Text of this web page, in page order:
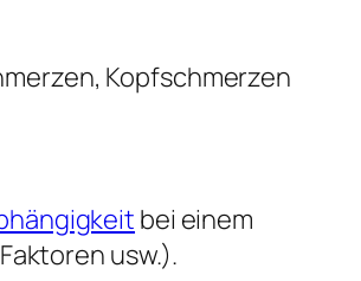
Kopfschmerzen
bei einem
usw.).